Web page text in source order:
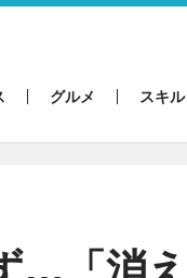
グルメ スキル